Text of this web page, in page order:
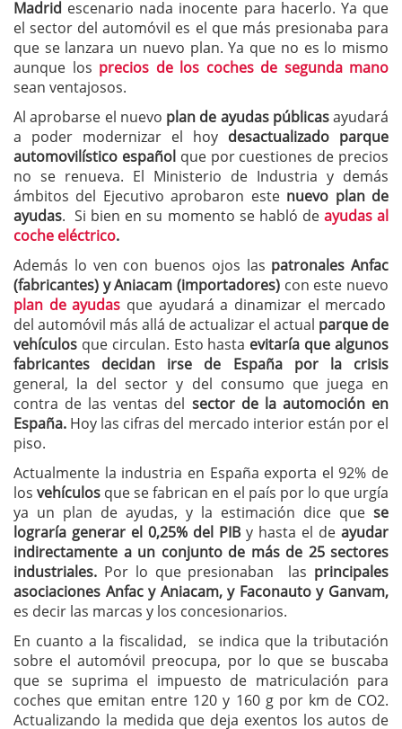
Madrid escenario nada inocente para hacerlo. Ya que
el sector del automóvil es el que más presionaba para
que se lanzara un nuevo plan. Ya que no es lo mismo
aunque los precios de los coches de segunda mano
sean ventajosos.
Al aprobarse el nuevo plan de ayudas públicasayudará
a poder modernizar el hoy desactualizado parque
automovilístico españolque por cuestiones de precios
no se renueva. El Ministerio de Industria y demás
ámbitos del Ejecutivo aprobaron estenuevo plan de
ayudas. Si bien en su momento se habló de ayudas al
coche eléctrico.
Además lo ven con buenos ojos las patronales Anfac
(fabricantes) y Aniacam (importadores) con este nuevo
plan de ayudas que ayudará a dinamizar el mercado
del automóvil más allá de actualizar el actual parque de
vehículos que circulan. Esto hasta evitaría que algunos
fabricantes decidan irse de España por la crisis
general, la del sector y del consumo que juega en
contra de las ventas del sector de la automoción en
España. Hoy las cifras del mercado interior están por el
piso.
Actualmente la industria en España exporta el 92% de
losvehículos que se fabrican en el país por lo que urgía
ya un plan de ayudas, y la estimación dice que se
lograría generar el 0,25% del PIB y hasta el de ayudar
indirectamente a un conjunto de más de 25 sectores
industriales. Por lo que presionaban las principales
asociaciones Anfac y Aniacam, y Faconauto y Ganvam,
es decir las marcas y los concesionarios.
En cuanto a la fiscalidad, se indica que la tributación
sobre el automóvil preocupa, por lo que se buscaba
que se suprima el impuesto de matriculación para
coches que emitan entre 120 y 160 g por km de CO2.
Actualizando la medida que deja exentos los autos de